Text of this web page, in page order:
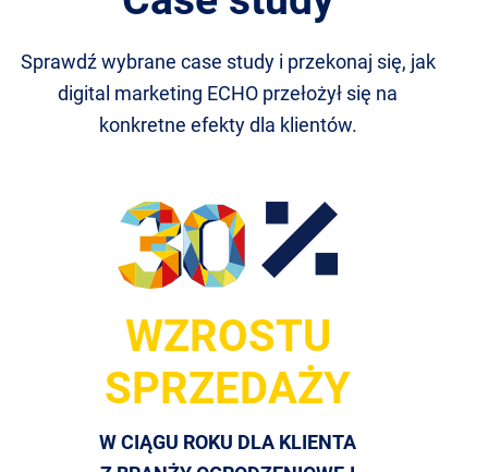
Sprawdź wybrane case study i przekonaj się, jak
digital marketing ECHO przełożył się na
konkretne efekty dla klientów.
WZROSTU
SPRZEDAŻY
W CIĄGU ROKU DLA KLIENTA